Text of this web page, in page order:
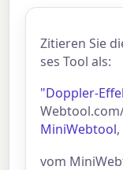
Zitieren Sie
ses Tool als:
"Doppler-
MiniWebtool
vom